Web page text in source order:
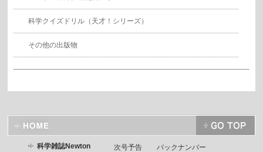
科学クイズドリル（天才！シリーズ）
その他の出版物
科学雑誌Newton 次号予告
バックナンバー